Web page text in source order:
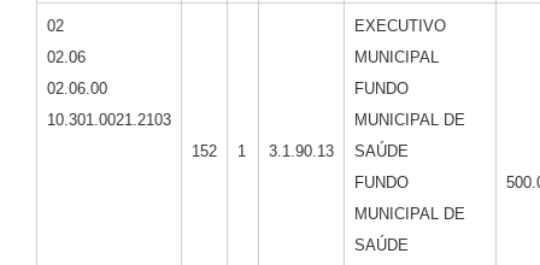
02
02.06
02.06.00
10.301.0021.2103
152
1 3.1.90.13
EXECUTIVO
MUNICIPAL
FUNDO
MUNICIPAL DE
SAÚDE
FUNDO
MUNICIPAL DE
SAÚDE